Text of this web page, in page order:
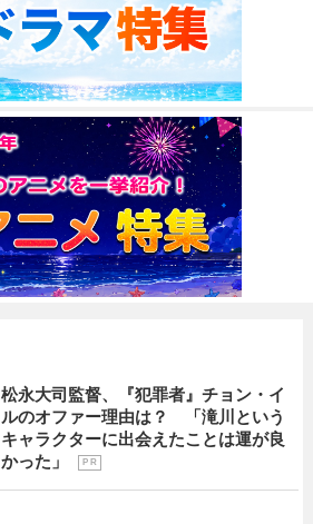
松永大司監督、『犯罪者』チョン・イ
ルのオファー理由は？ 「滝川という
キャラクターに出会えたことは運が良
かった」
P R